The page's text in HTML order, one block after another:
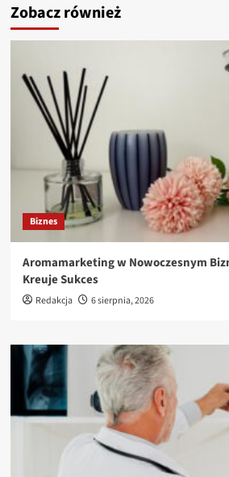
Zobacz również
Biznes
Aromamarketing w Nowoczesnym
Kreuje Sukces
Redakcja 6 sierpnia, 2026